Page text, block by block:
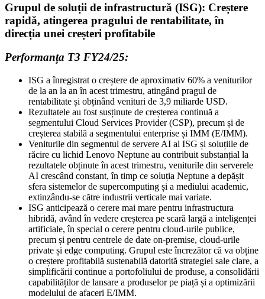
Grupul de soluții de infrastructură (ISG): Creștere
rapidă, atingerea pragului de rentabilitate, în
direcția unei creșteri profitabile
Performanța T3 FY24/25:
ISG a înregistrat o creștere de aproximativ 60% a veniturilor
de la an la an în acest trimestru, atingând pragul de
rentabilitate și obținând venituri de 3,9 miliarde USD.
Rezultatele au fost susținute de creșterea continuă a
segmentului Cloud Services Provider (CSP), precum și de
creșterea stabilă a segmentului enterprise și IMM (E/IMM).
Veniturile din segmentul de servere AI al ISG și soluțiile de
răcire cu lichid Lenovo Neptune au contribuit substanțial la
rezultatele obținute în acest trimestru, veniturile din serverele
AI crescând constant, în timp ce soluția Neptune a depășit
sfera sistemelor de supercomputing și a mediului academic,
extinzându-se către industrii verticale mai variate.
ISG anticipează o cerere mai mare pentru infrastructura
hibridă, având în vedere creșterea pe scară largă a inteligenței
artificiale, în special o cerere pentru cloud-urile publice,
precum și pentru centrele de date on-premise, cloud-urile
private și edge computing. Grupul este încrezător că va obține
o creștere profitabilă sustenabilă datorită strategiei sale clare, a
simplificării continue a portofoliului de produse, a consolidării
capabilităților de lansare a produselor pe piață și a optimizării
modelului de afaceri E/IMM.